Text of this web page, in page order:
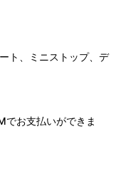
ト、ミニストップ、デ
でお支払いができま